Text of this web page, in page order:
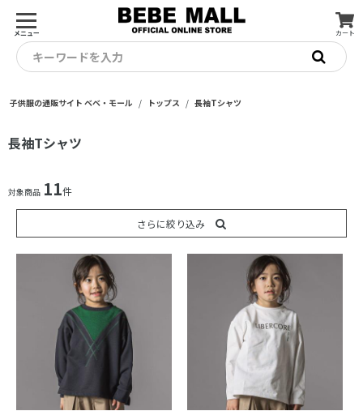
メニュー カート
キーワードを入力
子供服の通販サイト ベベ・モール トップス 長袖Tシャツ
長袖Tシャツ
対象商品 11件
さらに絞り込み